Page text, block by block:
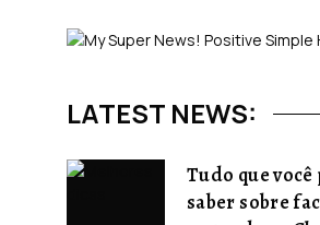
LATEST NEWS:
Tudo que você
saber sobre